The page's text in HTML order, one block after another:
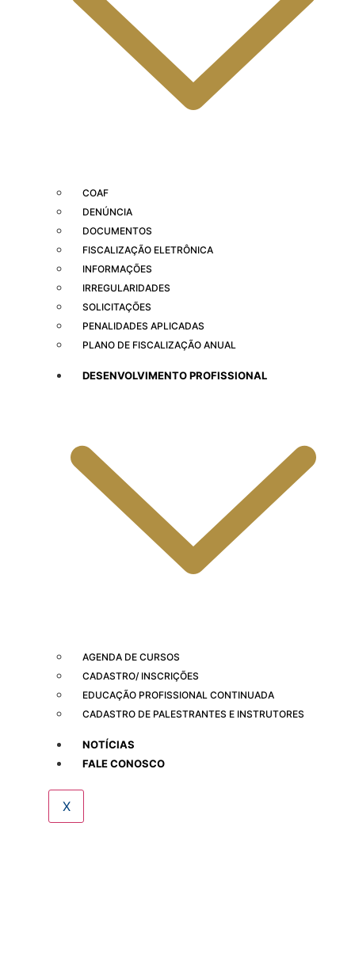
COAF
DENÚNCIA
DOCUMENTOS
FISCALIZAÇÃO ELETRÔNICA
INFORMAÇÕES
IRREGULARIDADES
SOLICITAÇÕES
PENALIDADES APLICADAS
PLANO DE FISCALIZAÇÃO ANUAL
DESENVOLVIMENTO PROFISSIONAL
AGENDA DE CURSOS
CADASTRO/ INSCRIÇÕES
EDUCAÇÃO PROFISSIONAL CONTINUADA
CADASTRO DE PALESTRANTES E INSTRUTORES
NOTÍCIAS
FALE CONOSCO
X